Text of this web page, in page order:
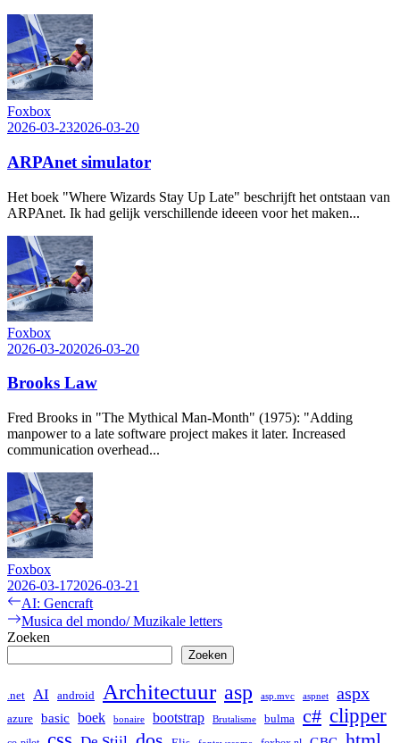
Foxbox
2026-03-232026-03-20
ARPAnet simulator
Het boek "Where Wizards Stay Up Late" beschrijft het ontstaan van
ARPAnet. Ik had gelijk verschillende ideeen voor het maken...
Foxbox
2026-03-202026-03-20
Brooks Law
Fred Brooks in "The Mythical Man-Month" (1975): "Adding
manpower to a late software project makes it later. Increased
communication overhead...
Foxbox
2026-03-172026-03-21
Bericht
navigatie
Previous
post:
AI: Gencraft
Next
post:
Musica del mondo/ Muzikale letters
Zoeken
Zoeken
.net AI android Architectuur asp asp.mvc aspnet aspx
azure basic boek bonaire bootstrap Brutalisme bulma c# clipper